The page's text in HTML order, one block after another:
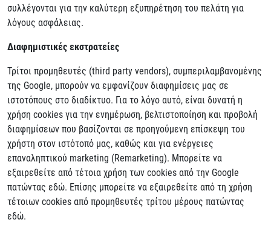
συλλέγονται για την καλύτερη εξυπηρέτηση του πελάτη για
λόγους ασφάλειας.
Διαφημιστικές εκστρατείες
Τρίτοι προμηθευτές (third party vendors), συμπεριλαμβανομένης
της Google, μπορούν να εμφανίζουν διαφημίσεις μας σε
ιστοτόπους στο διαδίκτυο. Για το λόγο αυτό, είναι δυνατή η
χρήση cookies για την ενημέρωση, βελτιστοποίηση και προβολή
διαφημίσεων που βασίζονται σε προηγούμενη επίσκεψη του
χρήστη στον ιστότοπό μας, καθώς και για ενέργειες
επαναληπτικού marketing (Remarketing). Μπορείτε να
εξαιρεθείτε από τέτοια χρήση των cookies από την Google
πατώντας εδώ. Επίσης μπορείτε να εξαιρεθείτε από τη χρήση
τέτοιων cookies από προμηθευτές τρίτου μέρους πατώντας
εδώ.